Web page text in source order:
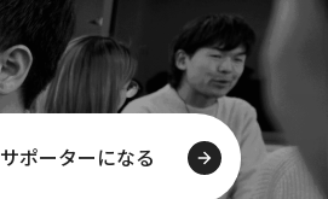
サポーターになる